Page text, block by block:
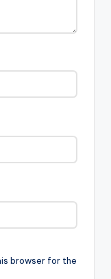
browser for the